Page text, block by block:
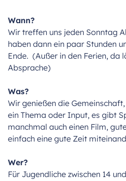
Wann?
Wir treffen uns jeden Sonntag
haben dann ein paar Stunden
Ende. (Außer in den Ferien, da
Absprache)
Was?
Wir genießen die
ein Thema oder Input, es gibt
manchmal auch einen Film,
einfach eine gute Zeit
Wer?
Für Jugendliche zwischen 14